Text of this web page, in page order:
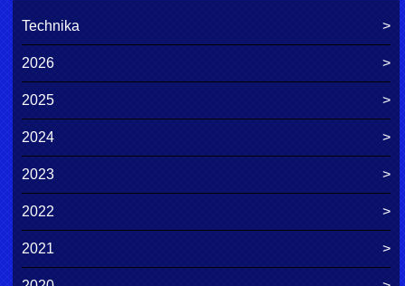
Technika
2026
2025
2024
2023
2022
2021